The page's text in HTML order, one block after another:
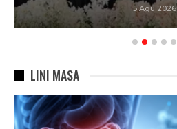
5 Agu 2026
LINI MASA